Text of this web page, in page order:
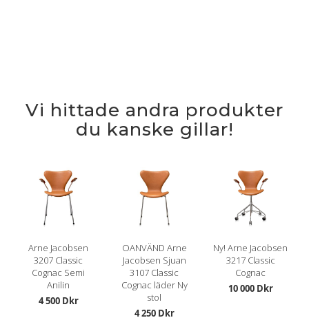
Vi hittade andra produkter
du kanske gillar!
Arne Jacobsen
3207 Classic
Cognac Semi
Anilin
4 500 Dkr
OANVÄND Arne
Jacobsen Sjuan
3107 Classic
Cognac läder Ny
stol
4 250 Dkr
Ny! Arne Jacobsen
3217 Classic
Cognac
10 000 Dkr